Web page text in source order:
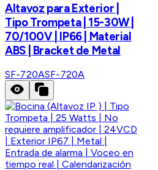
Altavoz para Exterior |
Tipo Trompeta | 15-30W |
70/100V | IP66 | Material
ABS | Bracket de Metal
SF-720ASF-720A